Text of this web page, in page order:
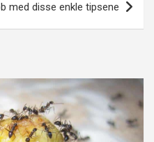
med disse enkle tipsene